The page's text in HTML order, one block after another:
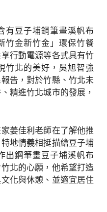
有豆子埔鋼筆畫溪帆布
竹金新竹金」環保竹餐
行動電源等各式具有竹
竹北的美好，吳旭智強
告，對於竹縣、竹北未
精進竹北城市的發展，
姜佳利老師在了解他推
地情義相挺描繪豆子埔
出鋼筆畫豆子埔溪帆布
北的心願，他希望打造
化與休憩、並適宜居住